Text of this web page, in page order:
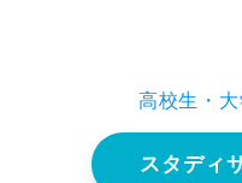
高校生・
スタディ